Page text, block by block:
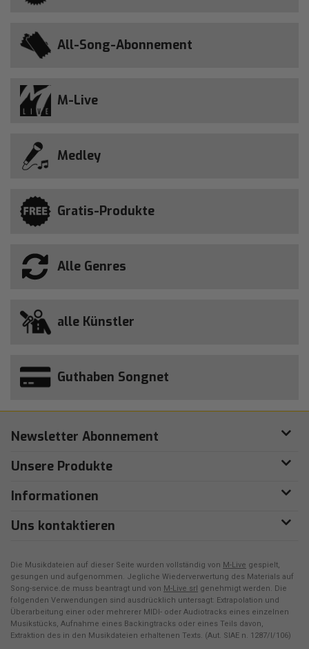
All-Song-Abonnement
M-Live
Medley
Gratis-Produkte
Alle Genres
alle Künstler
Guthaben Songnet
Newsletter Abonnement
Unsere Produkte
Informationen
Uns kontaktieren
Die Musikdateien auf dieser Seite wurden vollständig von M-Live gespielt,
gesungen und aufgenommen. Jegliche Wiederverwertung des Materials auf
Song-service.de muss beantragt und von M-Live srl genehmigt werden. Die
folgenden Verwendungen sind ausdrücklich untersagt: Extrapolation und
Überarbeitung einer oder mehrerer MIDI- oder Audiotracks eines einzelnen
Musikstücks, Aufnahme eines Backingtracks oder eines Teils davon,
Extraktion des in den Musikdateien erhaltenen Texts. (Aut. SIAE n. 1287/I/106)